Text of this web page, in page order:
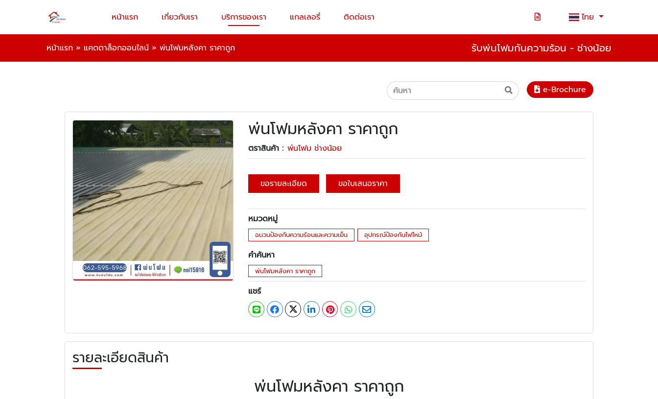
หน้าแรก เกี่ยวกับเรา บริการของเรา แกลเลอรี่ ติดต่อเรา ไทย
หน้าแรก » แคตตาล็อกออนไลน์ » พ่นโฟมหลังคา ราคาถูก รับพ่นโฟมกันความร้อน - ช่างน้อย
e-Brochure
พ่นโฟมหลังคา ราคาถูก
ตราสินค้า : พ่นโฟม ช่างน้อย
ขอรายละเอียด ขอใบเสนอราคา
หมวดหมู่
ฉนวนป้องกันความร้อนและความเย็น อุปกรณ์ป้องกันไฟไหม้
คำค้นหา
พ่นโฟมหลังคา ราคาถูก
แชร์
รายละเอียดสินค้า
พ่นโฟมหลังคา ราคาถูก